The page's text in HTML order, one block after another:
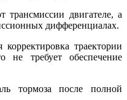
трансмиссии двигателе, а
дифференциалах.
траектории
не требует обеспечение
тормоза после полной